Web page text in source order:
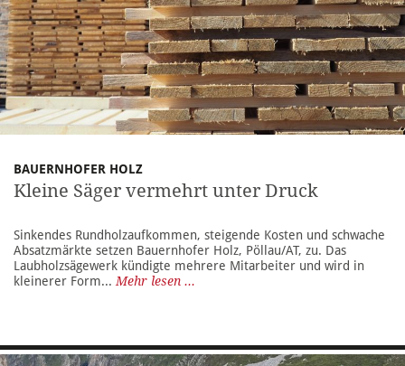
BAUERNHOFER HOLZ
Kleine Säger vermehrt unter Druck
Sinkendes Rundholzaufkommen, steigende Kosten und schwache
Absatzmärkte setzen Bauernhofer Holz, Pöllau/AT, zu. Das
Laubholzsägewerk kündigte mehrere Mitarbeiter und wird in
kleinerer Form... Mehr lesen ...